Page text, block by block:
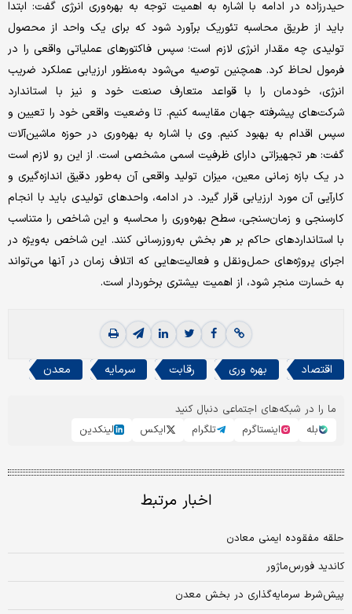
حیدرزاده در ادامه با اشاره به اهمیت توجه به بهره‌وری انرژی گفت: ابتدا
باید از طریق محاسبه تئوریک برآورد شود که برای یک واحد از محصول
تولیدی چه مقدار انرژی لازم است؛ سپس فاکتورهای عملیاتی واقعی را در
فرمول لحاظ کرد. همچنین توصیه می‌شود به‌منظور ارزیابی عملکرد ضریب
انرژی، خودمان را با قواعد متعارف صنعت خود و نیز با استاندارد‌
شرکت‌های پیشرفته جهان مقایسه کنیم. تا وضعیت واقعی خود را تعیین و
سپس اقدام به بهبود کنیم. وی با اشاره به بهره‌وری در حوزه ماشین‌آلات
گفت: هر تجهیزاتی دارای ظرفیت اسمی مشخصی است. از این‌ رو لازم است
در یک بازه زمانی معین، میزان تولید واقعی آن به‌طور دقیق اندازه‌گیری و
کارآیی آن مورد ارزیابی قرار گیرد. در ادامه، واحدهای تولیدی باید با انجام
کارسنجی و زمان‌سنجی، سطح بهره‌وری را محاسبه و این شاخص را متناسب
با استانداردهای حاکم بر هر بخش به‌روزرسانی کنند. این شاخص به‌ویژه در
اجرای پروژه‌های حمل‌ونقل و فعالیت‌هایی که اتلاف زمان در آنها می‌تواند
به خسارت منجر شود، از اهمیت بیشتری برخوردار است.
اقتصاد بهره وری رقابت سرمایه معدن
ما را در شبکه‌های اجتماعی دنبال کنید
بله
اینستاگرم تلگرام ایکس لینکدین
اخبار مرتبط
حلقه مفقوده ایمنی معادن
کاندید فورس‌ماژور
پیش‌شرط سرمایه‌گذاری در بخش معدن